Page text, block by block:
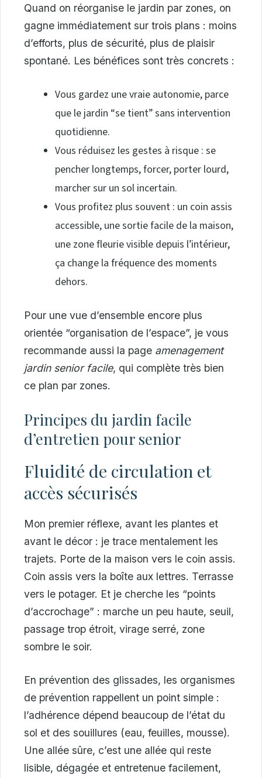
Quand on réorganise le jardin par zones, on
gagne immédiatement sur trois plans : moins
d’efforts, plus de sécurité, plus de plaisir
spontané. Les bénéfices sont très concrets :
Vous gardez une vraie autonomie, parce
que le jardin “se tient” sans intervention
quotidienne.
Vous réduisez les gestes à risque : se
pencher longtemps, forcer, porter lourd,
marcher sur un sol incertain.
Vous profitez plus souvent : un coin assis
accessible, une sortie facile de la maison,
une zone fleurie visible depuis l’intérieur,
ça change la fréquence des moments
dehors.
Pour une vue d’ensemble encore plus
orientée “organisation de l’espace”, je vous
recommande aussi la page amenagement
jardin senior facile, qui complète très bien
ce plan par zones.
Principes du jardin facile
d’entretien pour senior
Fluidité de circulation et
accès sécurisés
Mon premier réflexe, avant les plantes et
avant le décor : je trace mentalement les
trajets. Porte de la maison vers le coin assis.
Coin assis vers la boîte aux lettres. Terrasse
vers le potager. Et je cherche les “points
d’accrochage” : marche un peu haute, seuil,
passage trop étroit, virage serré, zone
sombre le soir.
En prévention des glissades, les organismes
de prévention rappellent un point simple :
l’adhérence dépend beaucoup de l’état du
sol et des souillures (eau, feuilles, mousse).
Une allée sûre, c’est une allée qui reste
lisible, dégagée et entretenue facilement,